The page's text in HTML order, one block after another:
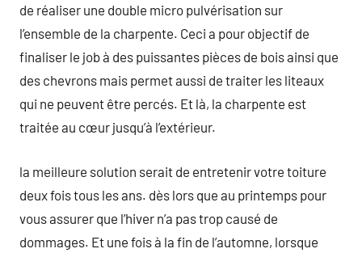
de réaliser une double micro pulvérisation sur
l’ensemble de la charpente. Ceci a pour objectif de
finaliser le job à des puissantes pièces de bois ainsi que
des chevrons mais permet aussi de traiter les liteaux
qui ne peuvent être percés. Et là, la charpente est
traitée au cœur jusqu’à l’extérieur.
la meilleure solution serait de entretenir votre toiture
deux fois tous les ans. dès lors que au printemps pour
vous assurer que l’hiver n’a pas trop causé de
dommages. Et une fois à la fin de l’automne, lorsque